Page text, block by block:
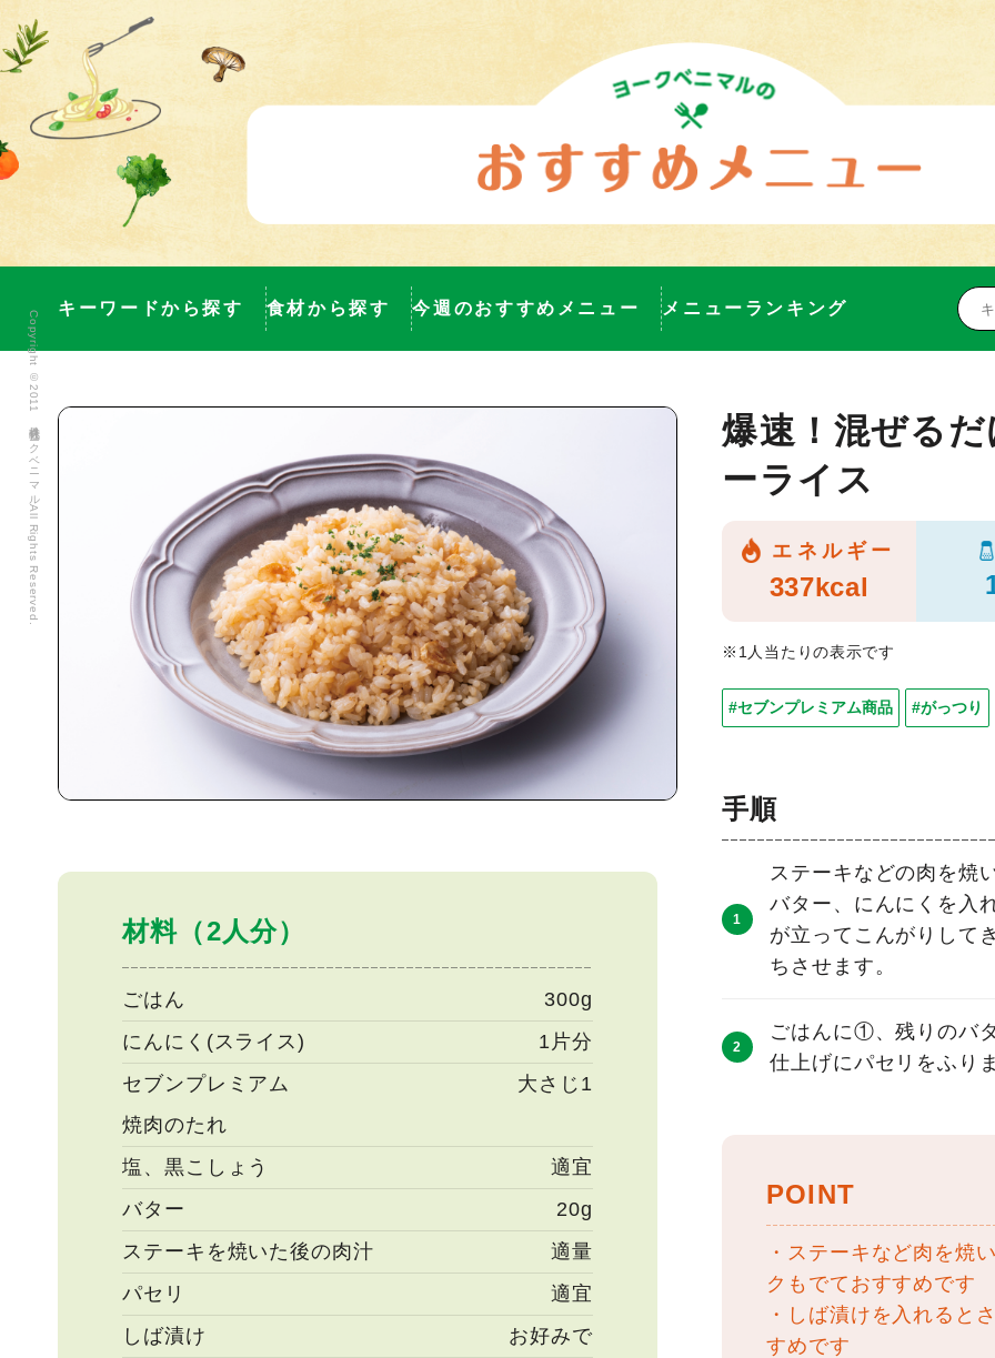
キーワードから探す 食材から探す 今週のおすすめメニュー メニューランキング
材料（2人分）
ごはん
300g
にんにく(スライス)
1片分
セブンプレミアム
焼肉のたれ
大さじ1
塩、黒こしょう
適宜
バター
20g
ステーキを焼いた後の肉汁
適量
パセリ
適宜
しば漬け
お好みで
爆速！混ぜる
ーライス
エネルギー
337kcal
※1人当たりの表示です
#セブンプレミアム商品 #がっつり
手順
ステーキなどの肉を焼
バター、にんにくを入
が立ってこんがりして
ちさせます。
ごはんに①、残りのバ
仕上げにパセリをふり
POINT
・ステーキなど肉を焼
クもでておすすめです
・しば漬けを入れると
すめです
Copyright ©2011 株式会社ヨークベニマル All Rights Reserved.